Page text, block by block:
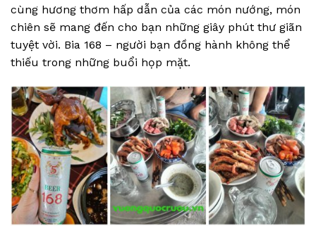
cùng hương thơm hấp dẫn của các món nướng, món
chiên sẽ mang đến cho bạn những giây phút thư giãn
tuyệt vời. Bia 168 – người bạn đồng hành không thể
thiếu trong những buổi họp mặt.